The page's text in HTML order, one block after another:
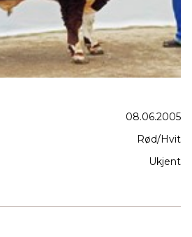
08.06.2005
Rød/Hvit
Ukjent